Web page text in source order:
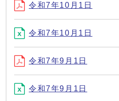
令和7年10月1日
令和7年10月1日
令和7年9月1日
令和7年9月1日